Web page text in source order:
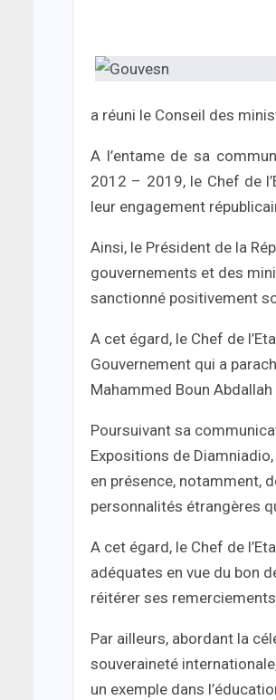
a réuni le Conseil des
A l’entame de sa
2012 – 2019, le Chef de
leur engagement
Ainsi, le Président de la
gouvernements et des
sanctionné positivement
A cet égard, le Chef de
Gouvernement qui a
Mahammed Boun Abdallah
Poursuivant sa
Expositions de
en présence, notamment,
personnalités étrangères
A cet égard, le Chef de
adéquates en vue du bon
réitérer ses
Par ailleurs, abordant la
souveraineté
un exemple dans